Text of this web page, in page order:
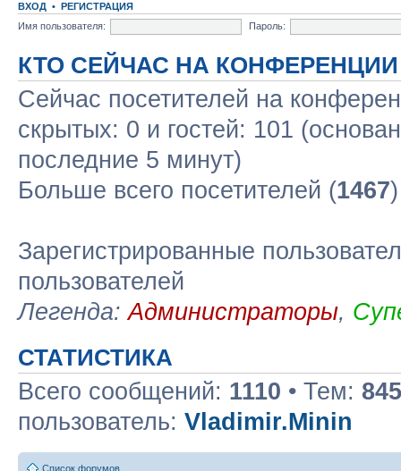
ВХОД • РЕГИСТРАЦИЯ
Имя пользователя:
Пароль:
КТО СЕЙЧАС НА КОНФЕРЕНЦИИ
Сейчас посетителей на
скрытых: 0 и гостей: 101
последние 5 минут)
Больше всего посетителей (1467
Зарегистрированные
пользователей
Легенда:Администраторы,
СТАТИСТИКА
Всего сообщений: 1110 • Тем: 845
пользователь: Vladimir.Minin
Список форумов